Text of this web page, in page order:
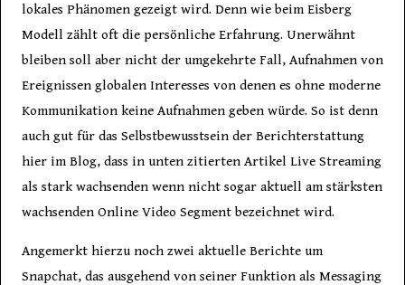
lokales Phänomen gezeigt wird. Denn wie beim Eisberg
Modell zählt oft die persönliche Erfahrung. Unerwähnt
bleiben soll aber nicht der umgekehrte Fall, Aufnahmen von
Ereignissen globalen Interesses von denen es ohne moderne
Kommunikation keine Aufnahmen geben würde. So ist denn
auch gut für das Selbstbewusstsein der Berichterstattung
hier im Blog, dass in unten zitierten Artikel Live Streaming
als stark wachsenden wenn nicht sogar aktuell am stärksten
wachsenden Online Video Segment bezeichnet wird.
Angemerkt hierzu noch zwei aktuelle Berichte um
Snapchat, das ausgehend von seiner Funktion als Messaging